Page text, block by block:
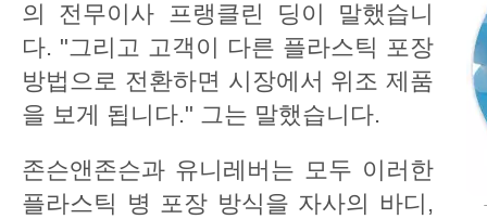
의 전무이사 프랭클린 딩이 말했습니
다. "그리고 고객이 다른 플라스틱 포장
방법으로 전환하면 시장에서 위조 제품
을 보게 됩니다." 그는 말했습니다.
존슨앤존슨과 유니레버는 모두 이러한
플라스틱 병 포장 방식을 자사의 바디,